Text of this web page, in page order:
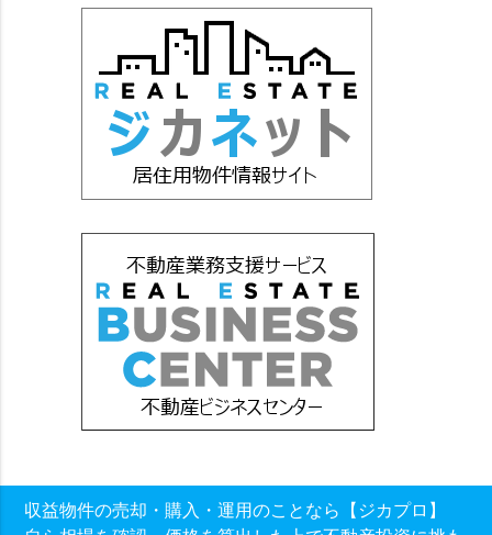
収益物件の売却・購入・運用のことなら【ジカプロ】